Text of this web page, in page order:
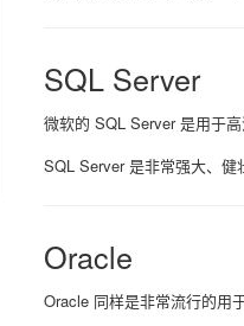
SQL Server
微软的 SQL Server 是用于
SQL Server 是非常强大、健
Oracle
Oracle 同样是非常流行的用